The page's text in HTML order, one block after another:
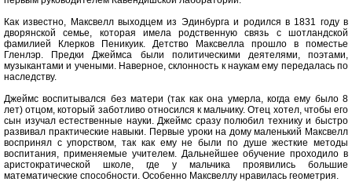
Как известно, Максвелл выходцем из Эдинбурга и родился в 1831 году в
дворянской семье, которая имела родственную связь с шотландской
фамилией Клерков Пеникуик. Детство Максвелла прошло в поместье
Гленлэр. Предки Джеймса были политическими деятелями, поэтами,
музыкантами и учеными. Наверное, склонность к наукам ему передалась по
наследству.
Джеймс воспитывался без матери (так как она умерла, когда ему было 8
лет) отцом, который заботливо относился к мальчику. Отец хотел, чтобы его
сын изучал естественные науки. Джеймс сразу полюбил технику и быстро
развивал практические навыки. Первые уроки на дому маленький Максвелл
воспринял с упорством, так как ему не были по душе жесткие методы
воспитания, применяемые учителем. Дальнейшее обучение проходило в
аристократической школе, где у мальчика проявились большие
математические способности. Особенно Максвеллу нравилась геометрия.